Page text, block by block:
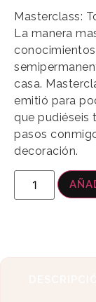
Masterclass:
La manera
casa.
emitió para
que pudiéseis
pasos
decoración.